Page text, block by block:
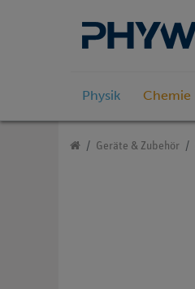
Physik Chemie
Geräte & Zubehör